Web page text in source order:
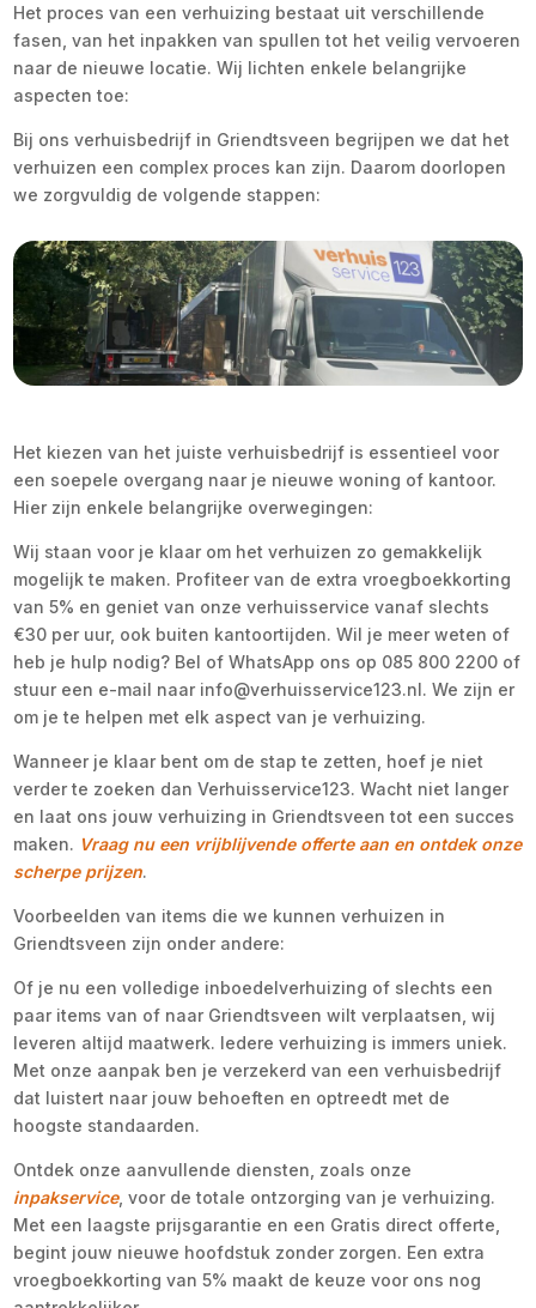
Het proces van een verhuizing bestaat uit verschillende
fasen, van het inpakken van spullen tot het veilig vervoeren
naar de nieuwe locatie. Wij lichten enkele belangrijke
aspecten toe:
Bij ons verhuisbedrijf in Griendtsveen begrijpen we dat het
verhuizen een complex proces kan zijn. Daarom doorlopen
we zorgvuldig de volgende stappen:
Het kiezen van het juiste verhuisbedrijf is essentieel voor
een soepele overgang naar je nieuwe woning of kantoor.
Hier zijn enkele belangrijke overwegingen:
Wij staan voor je klaar om het verhuizen zo gemakkelijk
mogelijk te maken. Profiteer van de extra vroegboekkorting
van 5% en geniet van onze verhuisservice vanaf slechts
€30 per uur, ook buiten kantoortijden. Wil je meer weten of
heb je hulp nodig? Bel of WhatsApp ons op 085 800 2200 of
stuur een e-mail naar info@verhuisservice123.nl. We zijn er
om je te helpen met elk aspect van je verhuizing.
Wanneer je klaar bent om de stap te zetten, hoef je niet
verder te zoeken dan Verhuisservice123. Wacht niet langer
en laat ons jouw verhuizing in Griendtsveen tot een succes
maken. Vraag nu een vrijblijvende offerte aan en ontdek onze
scherpe prijzen.
Voorbeelden van items die we kunnen verhuizen in
Griendtsveen zijn onder andere:
Of je nu een volledige inboedelverhuizing of slechts een
paar items van of naar Griendtsveen wilt verplaatsen, wij
leveren altijd maatwerk. Iedere verhuizing is immers uniek.
Met onze aanpak ben je verzekerd van een verhuisbedrijf
dat luistert naar jouw behoeften en optreedt met de
hoogste standaarden.
Ontdek onze aanvullende diensten, zoals onze
inpakservice, voor de totale ontzorging van je verhuizing.
Met een laagste prijsgarantie en een Gratis direct offerte,
begint jouw nieuwe hoofdstuk zonder zorgen. Een extra
vroegboekkorting van 5% maakt de keuze voor ons nog